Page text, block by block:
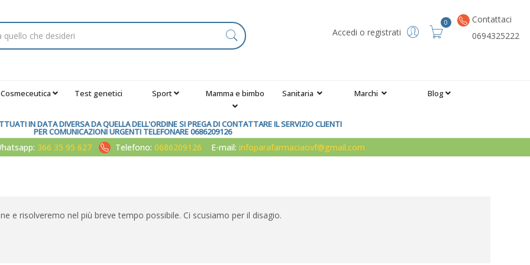
Accedi o registrati
0
Contattaci
0694325222
Cosmeceutica Test genetici Sport Mamma e bimbo Sanitaria Marchi Blog
IN DATA DIVERSA DA QUELLA DELL'ORDINE SI PREGA DI CONTATTARE IL SERVIZIO CLIENTI
PER COMUNICAZIONI URGENTI TELEFONARE 0686209126
366 35 95 627 Telefono:0686209126 E-mail:infoparafarmaciaovf@gmail.com
e risolveremo nel più breve tempo possibile. Ci scusiamo per il disagio.